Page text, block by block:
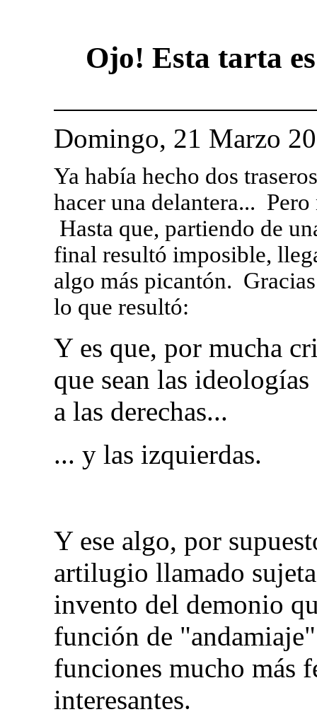
Ojo! Esta tarta
Domingo, 21 Marzo
Ya había hecho dos
hacer una delantera...
Hasta que, partiendo de
final resultó imposible,
algo más picantón.
lo que resultó:
Y es que, por mucha
que sean las
a las derechas...
... y las izquierdas.
Y ese algo, por
artilugio llamado
invento del demonio
función de
funciones mucho más
interesantes.